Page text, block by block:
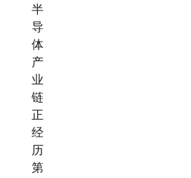
半
导
体
产
业
链
正
经
历
第